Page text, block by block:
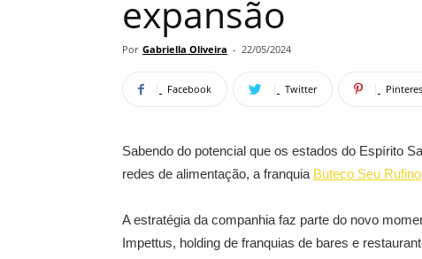
expansão
Por Gabriella Oliveira - 22/05/2024
Facebook Twitter
Sabendo do potencial que os estados do Espírito
redes de alimentação, a franquia Buteco Seu Rufino
A estratégia da companhia faz parte do novo
Impettus, holding de franquias de bares e